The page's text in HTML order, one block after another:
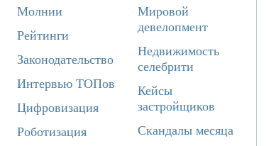
Молнии
Рейтинги
Законодательство
Интервью ТОПов
Цифровизация
Роботизация
Мировой
девелопмент
Недвижимость
селебрити
Кейсы
застройщиков
Скандалы месяца